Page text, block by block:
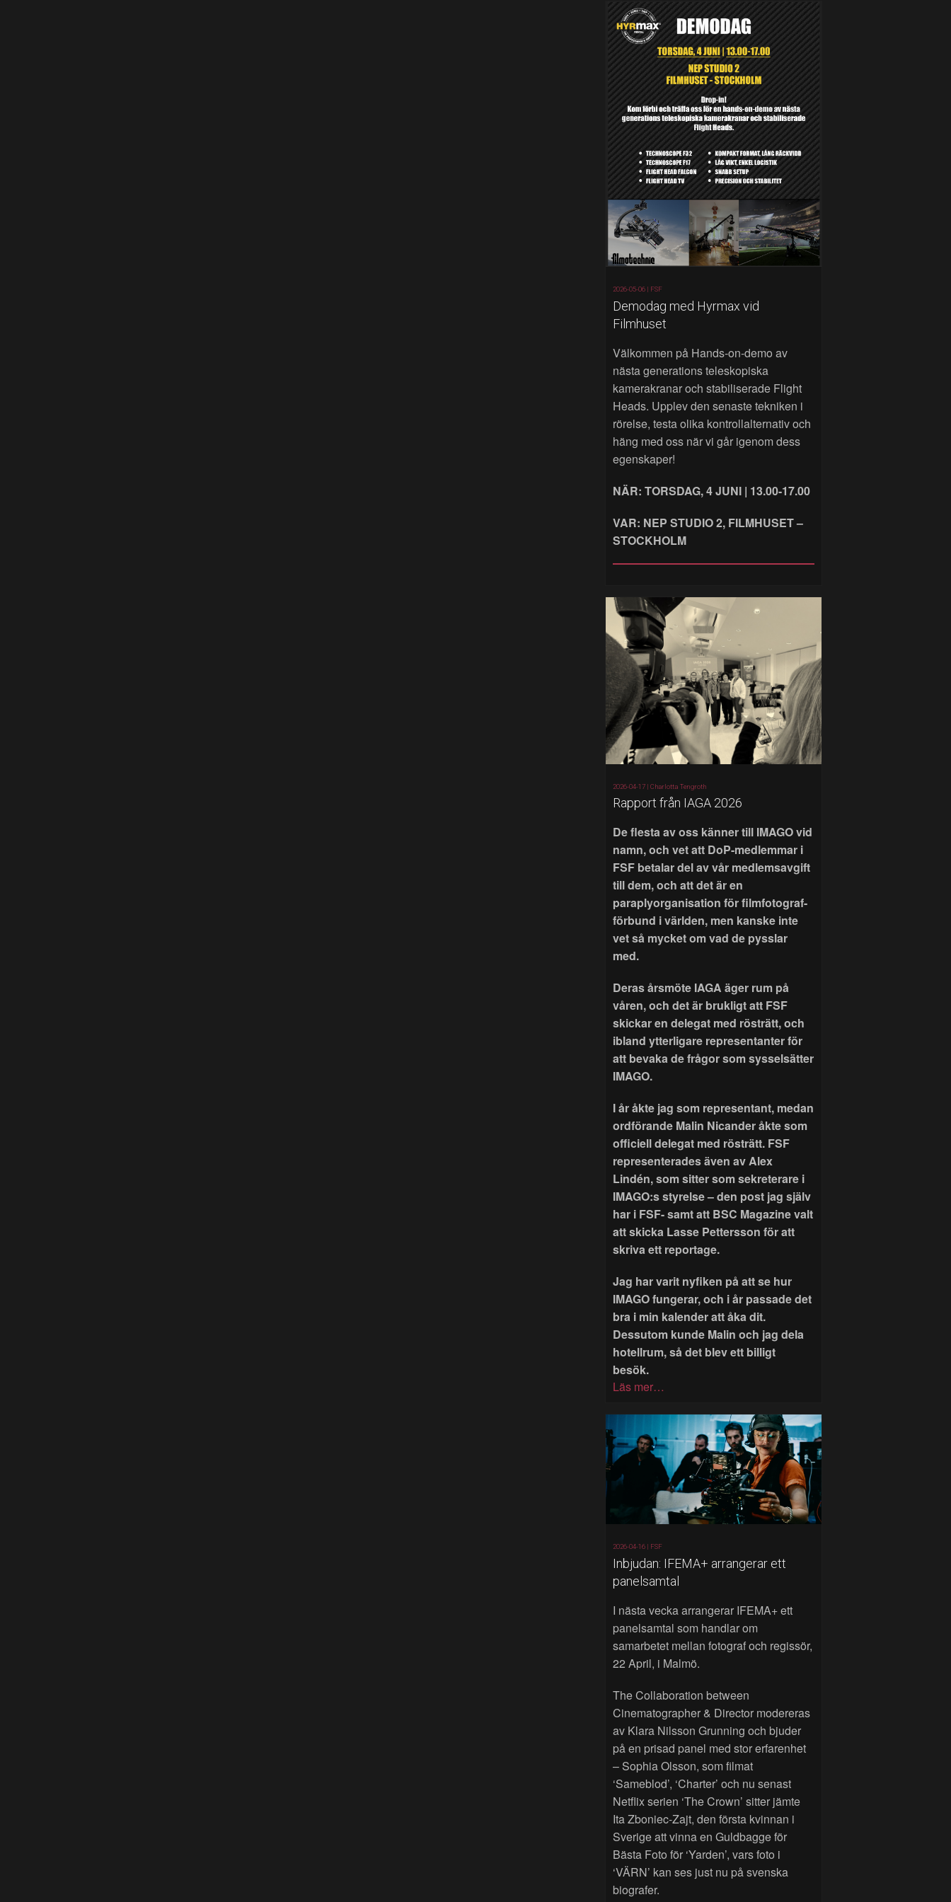
2026-05-06 | FSF
Demodag med Hyrmax vid
Filmhuset
Välkommen på Hands‑on‑demo av
nästa generations teleskopiska
kamerakranar och stabiliserade Flight
Heads. Upplev den senaste tekniken i
rörelse, testa olika kontrollalternativ och
häng med oss när vi går igenom dess
egenskaper!
NÄR: TORSDAG, 4 JUNI | 13.00-17.00
VAR: NEP STUDIO 2, FILMHUSET –
STOCKHOLM
2026-04-17 |Charlotta Tengroth
Rapport från IAGA 2026
De flesta av oss känner till IMAGO vid
namn, och vet att DoP-medlemmar i
FSF betalar del av vår medlemsavgift
till dem, och att det är en
paraplyorganisation för filmfotograf-
förbund i världen, men kanske inte
vet så mycket om vad de pysslar
med.
Deras årsmöte IAGA äger rum på
våren, och det är brukligt att FSF
skickar en delegat med rösträtt, och
ibland ytterligare representanter för
att bevaka de frågor som sysselsätter
IMAGO.
I år åkte jag som representant, medan
ordförande Malin Nicander åkte som
officiell delegat med rösträtt. FSF
representerades även av Alex
Lindén, som sitter som sekreterare i
IMAGO:s styrelse – den post jag själv
har i FSF- samt att BSC Magazine valt
att skicka Lasse Pettersson för att
skriva ett reportage.
Jag har varit nyfiken på att se hur
IMAGO fungerar, och i år passade det
bra i min kalender att åka dit.
Dessutom kunde Malin och jag dela
hotellrum, så det blev ett billigt
besök.
Läs mer…
2026-04-16 | FSF
Inbjudan: IFEMA+ arrangerar ett
panelsamtal
I nästa vecka arrangerar IFEMA+ ett
panelsamtal som handlar om
samarbetet mellan fotograf och regissör,
22 April, i Malmö.
The Collaboration between
Cinematographer & Director modereras
av Klara Nilsson Grunning och bjuder
på en prisad panel med stor erfarenhet
– Sophia Olsson, som filmat
‘Sameblod’, ‘Charter’ och nu senast
Netflix serien ‘The Crown’ sitter jämte
Ita Zboniec-Zajt, den första kvinnan i
Sverige att vinna en Guldbagge för
Bästa Foto för ‘Yarden’, vars foto i
‘VÄRN’ kan ses just nu på svenska
biografer.